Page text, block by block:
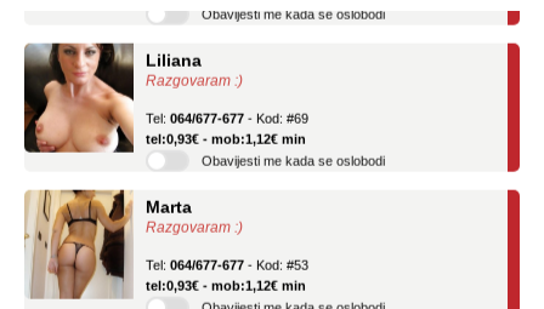
Razgovaram :)
tel:0,93€ - mob:1,12€ min
Obavijesti me kada se oslobodi
Razgovaram :)
tel:0,93€ - mob:1,12€ min
Obavijesti me kada se oslobodi